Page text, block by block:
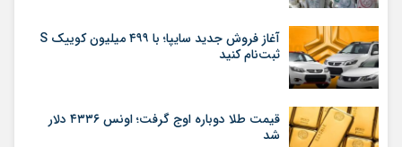
آغاز فروش جدید سایپا؛ با ۴۹۹ میلیون کوییک S
ثبت‌نام کنید
قیمت طلا دوباره اوج گرفت؛ اونس ۴۳۳۶ دلار
شد